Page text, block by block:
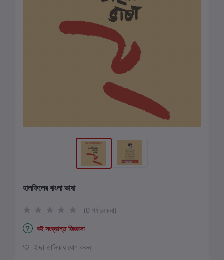
হালফিলের বাংলা ভাষা
(0 পর্যালোচনা)
বই সংক্রান্ত জিজ্ঞাসা
ইচ্ছা-তালিকায় যোগ করুন